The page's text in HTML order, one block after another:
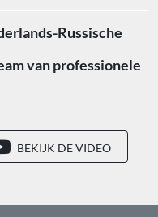
Russische
van professionele
BEKIJK DE VIDEO